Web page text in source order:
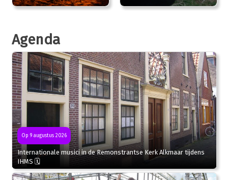
Agenda
Op 9 augustus 2026
Internationale musici in de Remonstrantse Kerk Alkmaar tijdens
IHMS 🗓